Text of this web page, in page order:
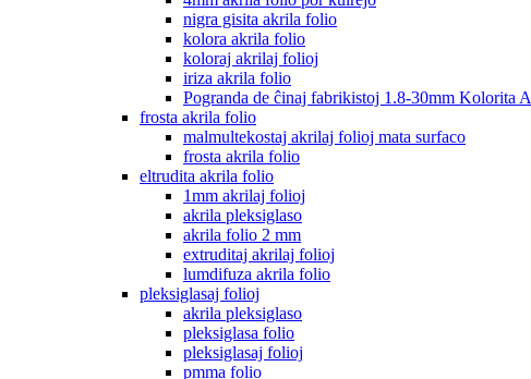
nigra gisita akrila folio
kolora akrila folio
koloraj akrilaj folioj
iriza akrila folio
Pogranda de ĉinaj fabrikistoj 1.8-30mm Kolorita
frosta akrila folio
malmultekostaj akrilaj folioj mata surfaco
frosta akrila folio
eltrudita akrila folio
1mm akrilaj folioj
akrila pleksiglaso
akrila folio 2 mm
extruditaj akrilaj folioj
lumdifuza akrila folio
pleksiglasaj folioj
akrila pleksiglaso
pleksiglasa folio
pleksiglasaj folioj
pmma folio